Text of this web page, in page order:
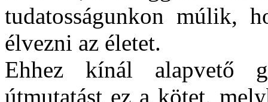
tudatosságunkon múlik,
élvezni az életet.
Ehhez kínál alapvető
útmutatást ez a kötet,